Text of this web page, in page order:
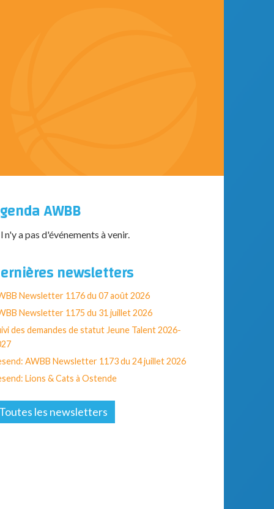
AWBB
n'y a pas d'événements à venir.
newsletters
Newsletter 1176 du 07 août 2026
Newsletter 1175 du 31 juillet 2026
des demandes de statut Jeune Talent 2026-
AWBB Newsletter 1173 du 24 juillet 2026
Lions & Cats à Ostende
les newsletters